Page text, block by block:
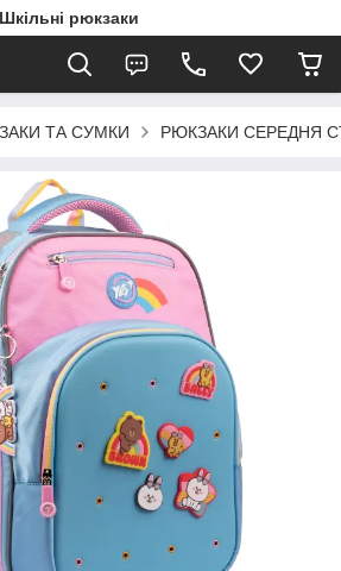
рюкзаки
ТА СУМКИ РЮКЗАКИ СЕРЕДНЯ